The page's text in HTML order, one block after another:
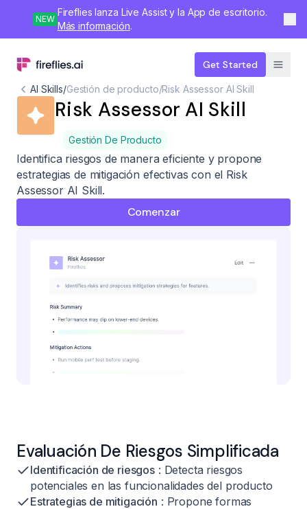
NEW
Fireflies lanza Live Assist y la App de escritorio.
Más información.
Get Started
AI Skills/Gestión de producto/Risk Assessor AI Skill
Risk Assessor AI Skill
Gestión De Producto
Identifica riesgos de manera eficiente y propone
estrategias de mitigación efectivas con el Risk
Assessor AI Skill.
Comenzar
Evaluación De Riesgos Simplificada
Identificación de riesgos : Detecta riesgos
potenciales en las funcionalidades del producto
Estrategias de mitigación : Propone formas